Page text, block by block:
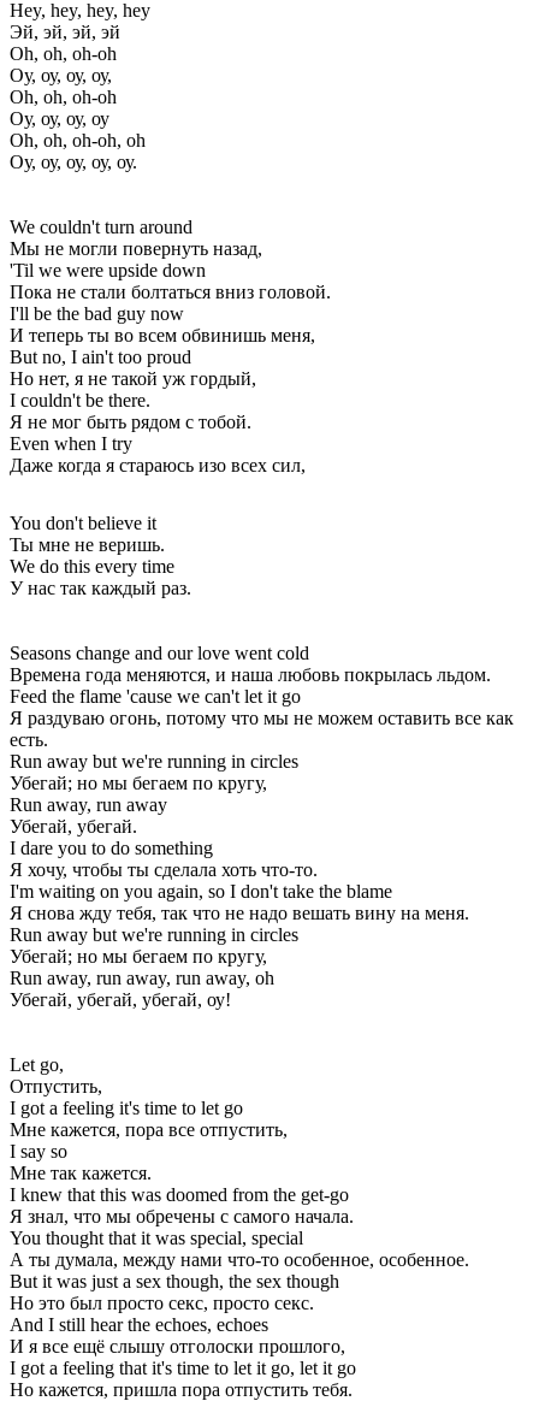
Hey, hey, hey, hey
Эй, эй, эй, эй
Oh, oh, oh-oh
Оу, оу, оу, оу,
Oh, oh, oh-oh
Оу, оу, оу, оу
Oh, oh, oh-oh, oh
Оу, оу, оу, оу, оу.
We couldn't turn around
Мы не могли повернуть назад,
'Til we were upside down
Пока не стали болтаться вниз головой.
I'll be the bad guy now
И теперь ты во всем обвинишь меня,
But no, I ain't too proud
Но нет, я не такой уж гордый,
I couldn't be there.
Я не мог быть рядом с тобой.
Even when I try
Даже когда я стараюсь изо всех сил,
You don't believe it
Ты мне не веришь.
We do this every time
У нас так каждый раз.
Seasons change and our love went cold
Времена года меняются, и наша любовь покрылась льдом.
Feed the flame 'cause we can't let it go
Я раздуваю огонь, потому что мы не можем оставить все как
есть.
Run away but we're running in circles
Убегай; но мы бегаем по кругу,
Run away, run away
Убегай, убегай.
I dare you to do something
Я хочу, чтобы ты сделала хоть что-то.
I'm waiting on you again, so I don't take the blame
Я снова жду тебя, так что не надо вешать вину на меня.
Run away but we're running in circles
Убегай; но мы бегаем по кругу,
Run away, run away, run away, oh
Убегай, убегай, убегай, оу!
Let go,
Отпустить,
I got a feeling it's time to let go
Мне кажется, пора все отпустить,
I say so
Мне так кажется.
I knew that this was doomed from the get-go
Я знал, что мы обречены с самого начала.
You thought that it was special, special
А ты думала, между нами что-то особенное, особенное.
But it was just a sex though, the sex though
Но это был просто секс, просто секс.
And I still hear the echoes, echoes
И я все ещё слышу отголоски прошлого,
I got a feeling that it's time to let it go, let it go
Но кажется, пришла пора отпустить тебя.